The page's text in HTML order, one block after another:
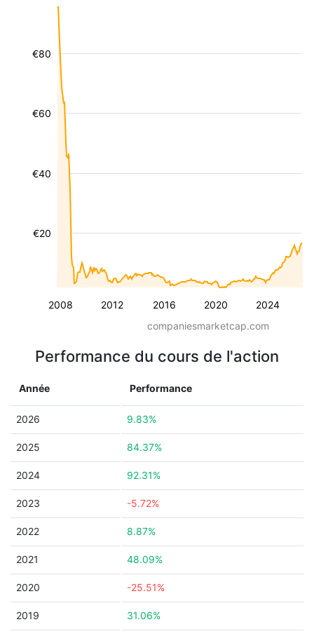
2008 2012 2016 2020 2024
€20
€40
€60
€80
companiesmarketcap.com
Performance du cours de l'action
Année Performance
2026 9.83%
2025 84.37%
2024 92.31%
2023 -5.72%
2022 8.87%
2021 48.09%
2020 -25.51%
2019 31.06%